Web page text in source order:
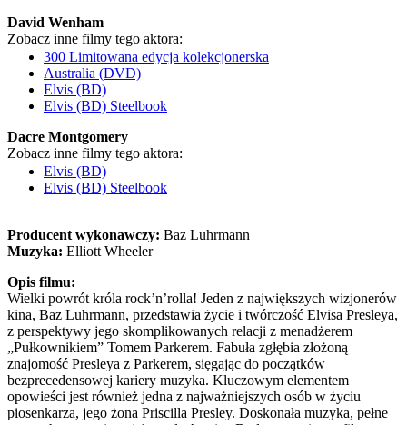
David Wenham
Zobacz inne filmy tego aktora:
300 Limitowana edycja kolekcjonerska
Australia (DVD)
Elvis (BD)
Elvis (BD) Steelbook
Dacre Montgomery
Zobacz inne filmy tego aktora:
Elvis (BD)
Elvis (BD) Steelbook
Producent wykonawczy: Baz Luhrmann
Muzyka: Elliott Wheeler
Opis filmu:
Wielki powrót króla rock’n’rolla! Jeden z największych wizjonerów
kina, Baz Luhrmann, przedstawia życie i twórczość Elvisa Presleya,
z perspektywy jego skomplikowanych relacji z menadżerem
„Pułkownikiem” Tomem Parkerem. Fabuła zgłębia złożoną
znajomość Presleya z Parkerem, sięgając do początków
bezprecedensowej kariery muzyka. Kluczowym elementem
opowieści jest również jedna z najważniejszych osób w życiu
piosenkarza, jego żona Priscilla Presley. Doskonała muzyka, pełne